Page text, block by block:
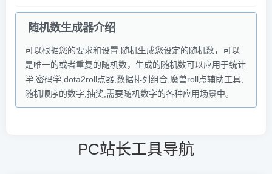
随机数生成器介绍
可以根据您的要求和设置,随机生成您设定的随机数，可以
是唯一的或者重复的随机数，生成的随机数可以应用于统计
学,密码学,dota2roll点器,数据排列组合,魔兽roll点辅助工具,
随机顺序的数字,抽奖,需要随机数字的各种应用场景中。
PC站长工具导航